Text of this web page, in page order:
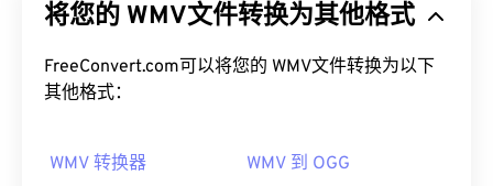
将您的 WMV文件转换为其他格式
FreeConvert.com可以将您的 WMV文件转换为以下
其他格式：
WMV 转换器 WMV 到 OGG